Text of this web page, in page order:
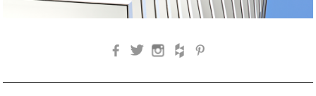
Facebook
TwitterInstagram
Houzz